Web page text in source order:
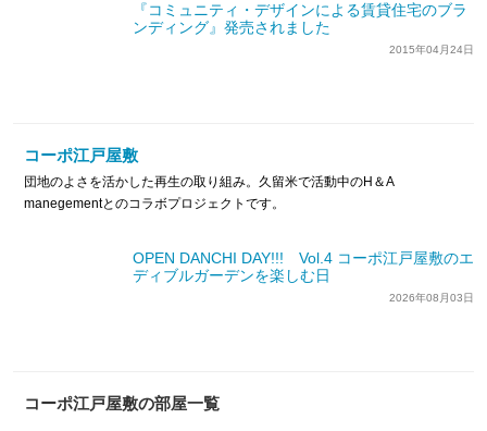
『コミュニティ・デザインによる賃貸住宅のブラ
ンディング』発売されました
2015年04月24日
コーポ江戸屋敷
団地のよさを活かした再生の取り組み。久留米で活動中のH＆A
manegementとのコラボプロジェクトです。
OPEN DANCHI DAY!!! Vol.4 コーポ江戸屋敷のエ
ディブルガーデンを楽しむ日
2026年08月03日
コーポ江戸屋敷の部屋一覧